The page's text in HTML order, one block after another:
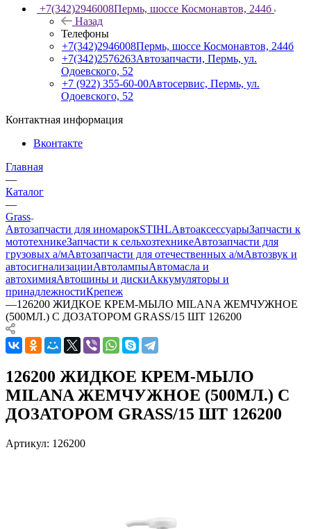
+7(342)2946008Пермь, шоссе Космонавтов, 244б
Назад
Телефоны
+7(342)2946008Пермь, шоссе Космонавтов, 244б
+7(342)2576263Автозапчасти, Пермь, ул.
Одоевского, 52
+7 (922) 355-60-00Автосервис, Пермь, ул.
Одоевского, 52
Контактная информация
Вконтакте
Главная
—
Каталог
—
Grass
Автозапчасти для иномарокSTIHLАвтоаксессуарыЗапчасти к
мототехникеЗапчасти к сельхозтехникеАвтозапчасти для
грузовых а/мАвтозапчасти для отечественных а/мАвтозвук и
автосигнализацииАвтолампыАвтомасла и
автохимияАвтошины и дискиАккумуляторы и
принадлежностиКрепеж
—126200 ЖИДКОЕ КРЕМ-МЫЛО MILANA ЖЕМЧУЖНОЕ
(500МЛ.) С ДОЗАТОРОМ GRASS/15 ШТ 126200
126200 ЖИДКОЕ КРЕМ-МЫЛО
MILANA ЖЕМЧУЖНОЕ (500МЛ.) С
ДОЗАТОРОМ GRASS/15 ШТ 126200
Артикул: 126200